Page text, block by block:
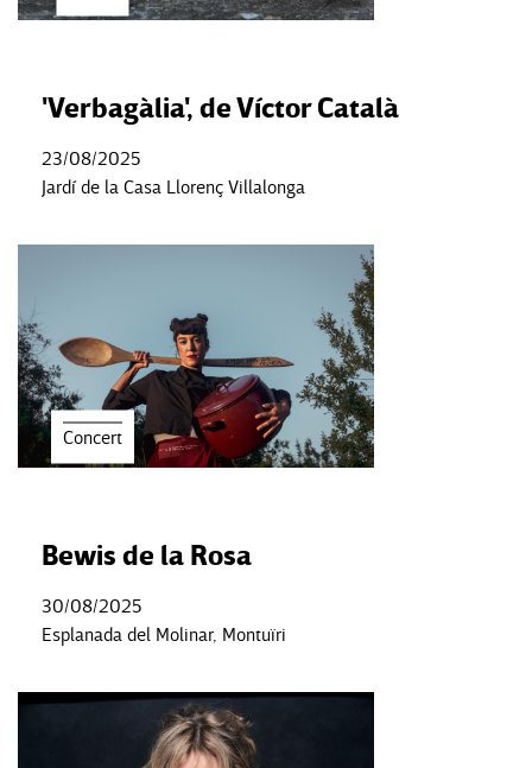
'Verbagàlia', de Víctor Català
23/08/2025
Jardí de la Casa Llorenç Villalonga
Concert
Bewis de la Rosa
30/08/2025
Esplanada del Molinar, Montuïri